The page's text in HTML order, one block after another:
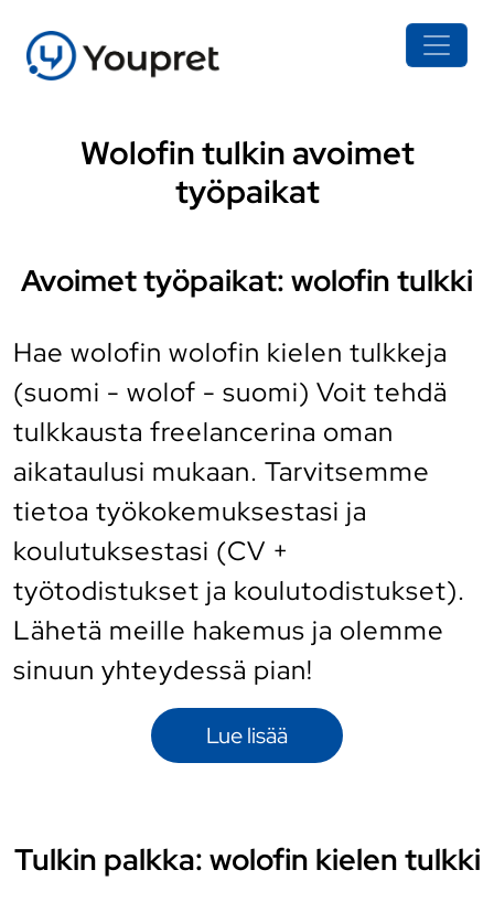
Wolofin tulkin avoimet
työpaikat
Avoimet työpaikat: wolofin tulkki
Hae wolofin wolofin kielen tulkkeja
(suomi - wolof - suomi) Voit tehdä
tulkkausta freelancerina oman
aikataulusi mukaan. Tarvitsemme
tietoa työkokemuksestasi ja
koulutuksestasi (CV +
työtodistukset ja koulutodistukset).
Lähetä meille hakemus ja olemme
sinuun yhteydessä pian!
Lue lisää
Tulkin palkka: wolofin kielen tulkki